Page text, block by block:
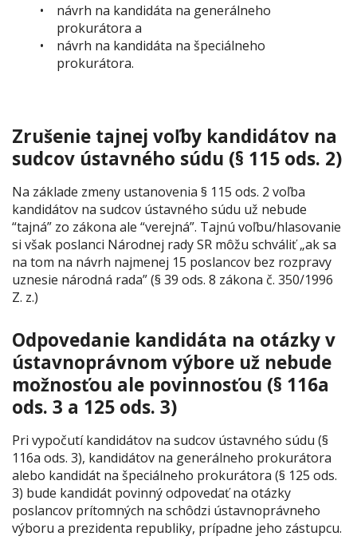
návrh na kandidáta na generálneho
prokurátora a
návrh na kandidáta na špeciálneho
prokurátora.
Zrušenie tajnej voľby kandidátov na
sudcov ústavného súdu (§ 115 ods. 2)
Na základe zmeny ustanovenia § 115 ods. 2 voľba
kandidátov na sudcov ústavného súdu už nebude
“tajná” zo zákona ale “verejná”. Tajnú voľbu/hlasovanie
si však poslanci Národnej rady SR môžu schváliť„ak sa
na tom na návrh najmenej 15 poslancov bez rozpravy
uznesie národná rada”(§ 39 ods. 8 zákona č. 350/1996
Z. z.)
Odpovedanie kandidáta na otázky v
ústavnoprávnom výbore už nebude
možnosťou ale povinnosťou (§ 116a
ods. 3 a 125 ods. 3)
Pri vypočutí kandidátov na sudcov ústavného súdu (§
116a ods. 3), kandidátov na generálneho prokurátora
alebo kandidát na špeciálneho prokurátora (§ 125 ods.
3) bude kandidát povinný odpovedať na otázky
poslancov prítomných na schôdzi ústavnoprávneho
výboru a prezidenta republiky, prípadne jeho zástupcu.